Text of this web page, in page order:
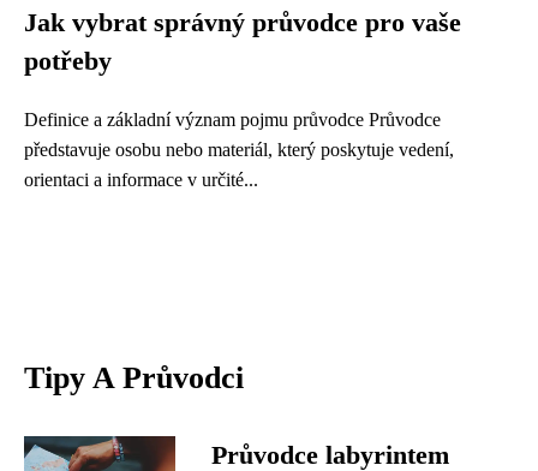
Jak vybrat správný průvodce pro vaše
potřeby
Definice a základní význam pojmu průvodce Průvodce
představuje osobu nebo materiál, který poskytuje vedení,
orientaci a informace v určité...
Tipy A Průvodci
Průvodce labyrintem